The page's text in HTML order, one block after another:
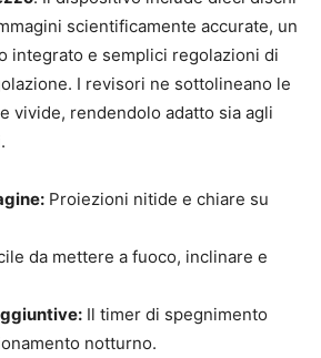
scientificamente accurate, un
integrato e semplici regolazioni di
I revisori ne sottolineano le
vivide, rendendolo adatto sia agli
Proiezioni nitide e chiare su
da mettere a fuoco, inclinare e
Il timer di spegnimento
notturno.